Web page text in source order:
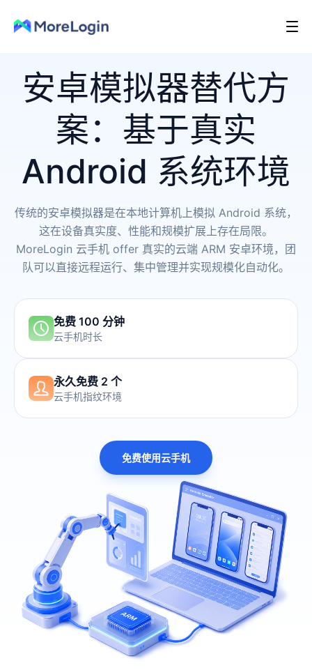
安卓模拟器替代方
案：基于真实
Android 系统环境
传统的安卓模拟器是在本地计算机上模拟 Android 系统，
这在设备真实度、性能和规模扩展上存在局限。
MoreLogin 云手机 offer 真实的云端 ARM 安卓环境，团
队可以直接远程运行、集中管理并实现规模化自动化。
免费 100 分钟
云手机时长
永久免费 2 个
云手机指纹环境
免费使用云手机